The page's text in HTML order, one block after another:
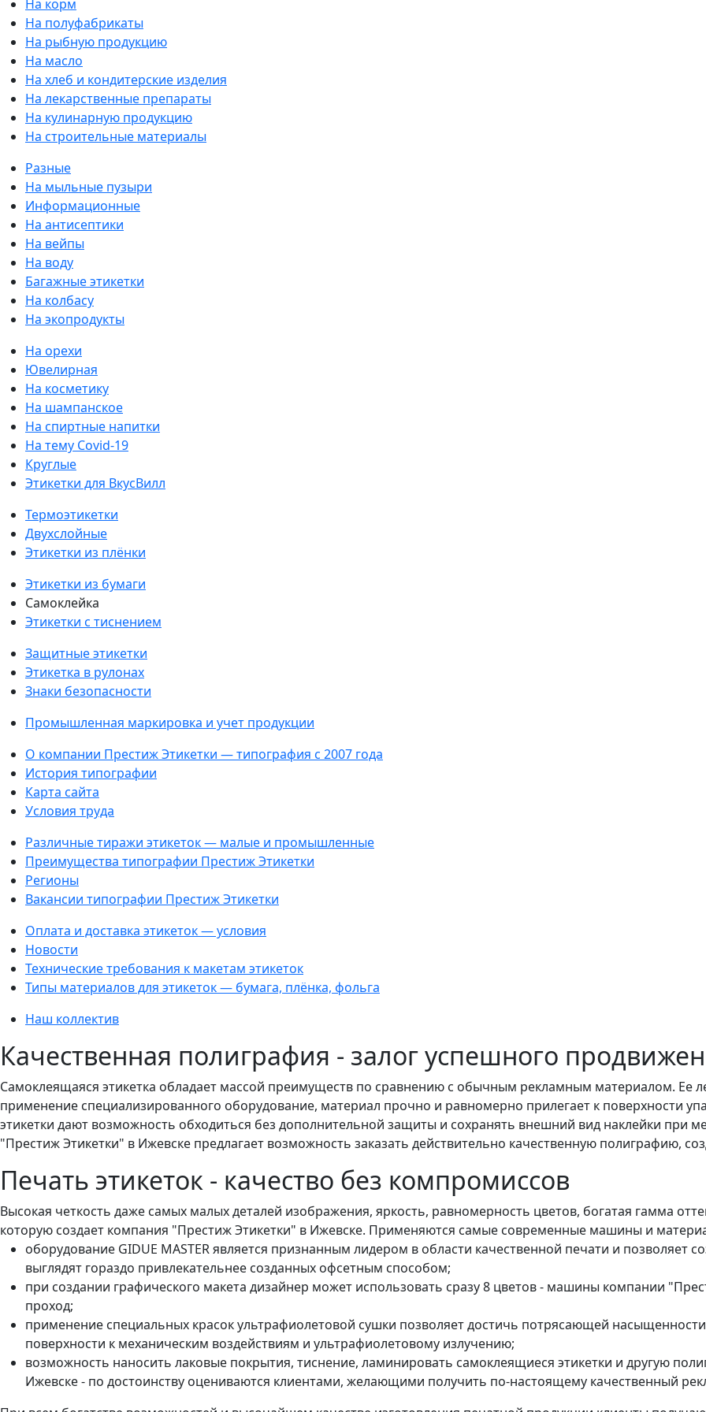
На корм
На полуфабрикаты
На рыбную продукцию
На масло
На хлеб и кондитерские изделия
На лекарственные препараты
На кулинарную продукцию
На строительные материалы
Разные
На мыльные пузыри
Информационные
На антисептики
На вейпы
На воду
Багажные этикетки
На колбасу
На экопродукты
На орехи
Ювелирная
На косметику
На шампанское
На спиртные напитки
На тему Covid-19
Круглые
Этикетки для ВкусВилл
Термоэтикетки
Двухслойные
Этикетки из плёнки
Этикетки из бумаги
Самоклейка
Этикетки с тиснением
Защитные этикетки
Этикетка в рулонах
Знаки безопасности
Промышленная маркировка и учет продукции
О компании Престиж Этикетки — типография с 2007 года
История типографии
Карта сайта
Условия труда
Различные тиражи этикеток — малые и промышленные
Преимущества типографии Престиж Этикетки
Регионы
Вакансии типографии Престиж Этикетки
Оплата и доставка этикеток — условия
Новости
Технические требования к макетам этикеток
Типы материалов для этикеток — бумага, плёнка, фольга
Наш коллектив
Качественная полиграфия - залог успешного
Самоклеящаяся этикетка обладает массой преимуществ по сравнению с обычным рекламным материалом. Ее
применение специализированного оборудование, материал прочно и равномерно прилегает к поверхности
этикетки дают возможность обходиться без дополнительной защиты и сохранять внешний вид наклейки при
"Престиж Этикетки" в Ижевске предлагает возможность заказать действительно качественную полиграфию,
Печать этикеток - качество без компромиссов
Высокая четкость даже самых малых деталей изображения, яркость, равномерность цветов, богатая гамма
которую создает компания "Престиж Этикетки" в Ижевске. Применяются самые современные машины и
оборудование GIDUE MASTER является признанным лидером в области качественной печати и позволяет
выглядят гораздо привлекательнее созданных офсетным способом;
при создании графического макета дизайнер может использовать сразу 8 цветов - машины компании
проход;
применение специальных красок ультрафиолетовой сушки позволяет достичь потрясающей
поверхности к механическим воздействиям и ультрафиолетовому излучению;
возможность наносить лаковые покрытия, тиснение, ламинировать самоклеящиеся этикетки и другую
Ижевске - по достоинству оцениваются клиентами, желающими получить по-настоящему качественный